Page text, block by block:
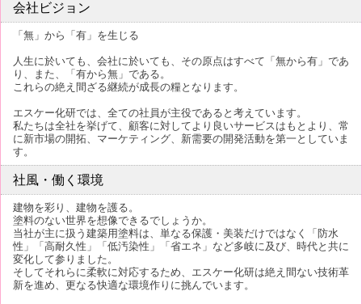
会社ビジョン
「無」から「有」を生じる
人生に於いても、会社に於いても、その原点はすべて「無から有」であ
り、また、「有から無」である。
これらの絶え間ざる継続が成長の糧となります。
エスケー化研では、全ての社員が主役であると考えています。
私たちは全社を挙げて、顧客に対してより良いサービスはもとより、常
に新市場の開拓、マーケティング、新需要の開発活動を第一としていま
す。
社風・働く環境
建物を彩り、建物を護る。
塗料のない世界を想像できるでしょうか。
当社が主に扱う建築用塗料は、単なる保護・美装だけではなく「防水
性」「高耐久性」「低汚染性」「省エネ」など多岐に及び、時代と共に
変化して参りました。
そしてそれらに柔軟に対応するため、エスケー化研は絶え間ない技術革
新を進め、更なる快適な環境作りに挑んでいます。